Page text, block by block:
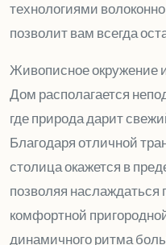
технологиями
позволит вам всегда
Живописное окружение
Дом располагается
где природа дарит
Благодаря отличной
столица окажется в
позволяя
комфортной
динамичного ритма